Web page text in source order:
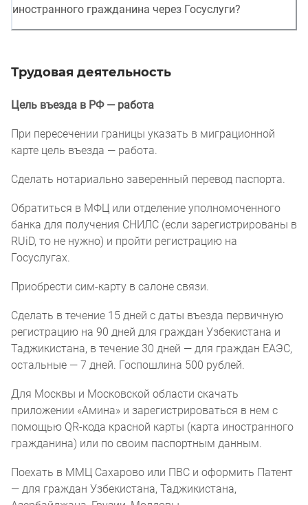
иностранного гражданина через Госуслуги?
Трудовая деятельность
Цель въезда в РФ — работа
При пересечении границы указать в миграционной
карте цель въезда — работа.
Сделать нотариально заверенный перевод паспорта.
Обратиться в МФЦ или отделение уполномоченного
банка для получения СНИЛС (если зарегистрированы в
RUiD, то не нужно) и пройти регистрацию на
Госуслугах.
Приобрести сим-карту в салоне связи.
Сделать в течение 15 дней с даты въезда первичную
регистрацию на 90 дней для граждан Узбекистана и
Таджикистана, в течение 30 дней — для граждан ЕАЭС,
остальные — 7 дней. Госпошлина 500 рублей.
Для Москвы и Московской области скачать
приложении «Амина» и зарегистрироваться в нем с
помощью QR-кода красной карты (карта иностранного
гражданина) или по своим паспортным данным.
Поехать в ММЦ Сахарово или ПВС и оформить Патент
— для граждан Узбекистана, Таджикистана,